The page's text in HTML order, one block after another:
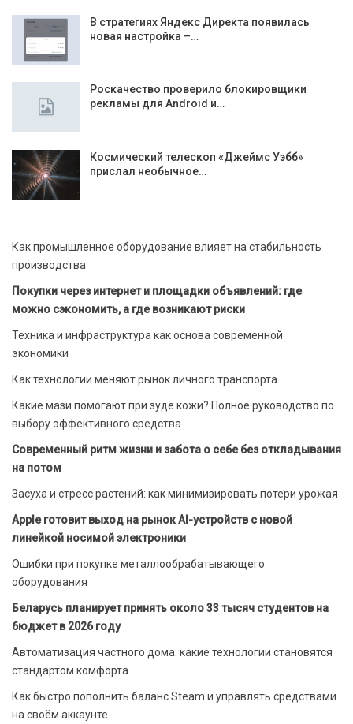
В стратегиях Яндекс Директа появилась
новая настройка –…
Роскачество проверило блокировщики
рекламы для Android и…
Космический телескоп «Джеймс Уэбб»
прислал необычное…
Как промышленное оборудование влияет на стабильность
производства
Покупки через интернет и площадки объявлений: где
можно сэкономить, а где возникают риски
Техника и инфраструктура как основа современной
экономики
Как технологии меняют рынок личного транспорта
Какие мази помогают при зуде кожи? Полное руководство по
выбору эффективного средства
Современный ритм жизни и забота о себе без откладывания
на потом
Засуха и стресс растений: как минимизировать потери урожая
Apple готовит выход на рынок AI-устройств с новой
линейкой носимой электроники
Ошибки при покупке металлообрабатывающего
оборудования
Беларусь планирует принять около 33 тысяч студентов на
бюджет в 2026 году
Автоматизация частного дома: какие технологии становятся
стандартом комфорта
Как быстро пополнить баланс Steam и управлять средствами
на своём аккаунте